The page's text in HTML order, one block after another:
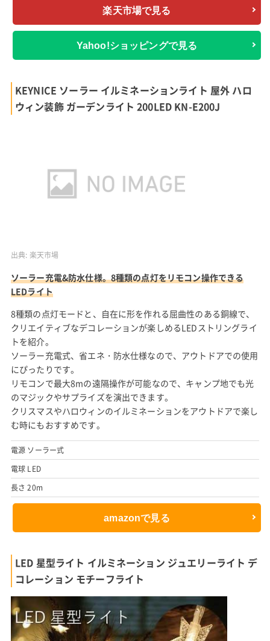
楽天市場で見る
Yahoo!ショッピングで見る
KEYNICE ソーラー イルミネーションライト 屋外 ハロ
ウィン装飾 ガーデンライト 200LED KN-E200J
出典: 楽天市場
ソーラー充電&防水仕様。8種類の点灯をリモコン操作できる
LEDライト
8種類の点灯モードと、自在に形を作れる屈曲性のある銅線で、
クリエイティブなデコレーションが楽しめるLEDストリングライ
トを紹介。
ソーラー充電式、省エネ・防水仕様なので、アウトドアでの使用
にぴったりです。
リモコンで最大8mの遠隔操作が可能なので、キャンプ地でも光
のマジックやサプライズを演出できます。
クリスマスやハロウィンのイルミネーションをアウトドアで楽し
む時にもおすすめです。
電源 ソーラー式
電球 LED
長さ 20m
amazonで見る
LED 星型ライト イルミネーション ジュエリーライト デ
コレーション モチーフライト